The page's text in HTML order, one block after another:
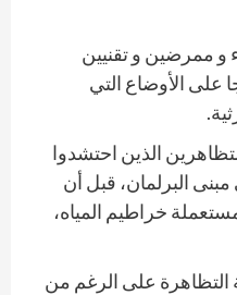
ممرضين و تقنيين
على الأوضاع التي
الذين احتشدوا
البرلمان، قبل أن
خراطيم المياه،
على الرغم من